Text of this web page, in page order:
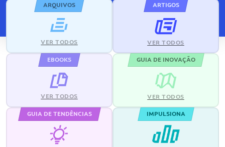
ARQUIVOS
VER TODOS
ARTIGOS
VER TODOS
EBOOKS
VER TODOS
GUIA DE INOVAÇÃO
VER TODOS
GUIA DE TENDÊNCIAS IMPULSIONA